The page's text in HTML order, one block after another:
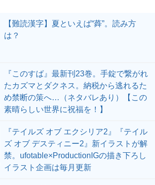
【難読漢字】夏といえば“蕣”。読み方
は？
『このすば』最新刊23巻。手錠で繋がれ
たカズマとダクネス。納税から逃れるた
め禁断の策へ…（ネタバレあり）【この
素晴らしい世界に祝福を！】
『テイルズ オブ エクシリア2』『テイル
ズ オブ デスティニー2』新イラストが解
禁。ufotable×ProductionIGの描き下ろし
イラスト企画は毎月更新